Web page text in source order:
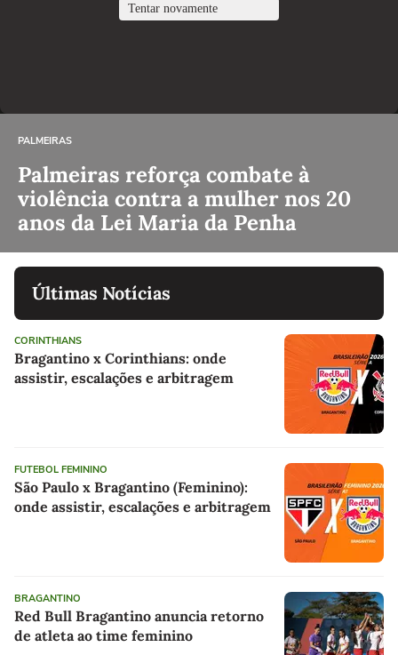
PALMEIRAS
Palmeiras reforça combate à
violência contra a mulher nos 20
anos da Lei Maria da Penha
Últimas Notícias
CORINTHIANS
Bragantino x Corinthians: onde
assistir, escalações e arbitragem
FUTEBOL FEMININO
São Paulo x Bragantino (Feminino):
onde assistir, escalações e arbitragem
BRAGANTINO
Red Bull Bragantino anuncia retorno
de atleta ao time feminino